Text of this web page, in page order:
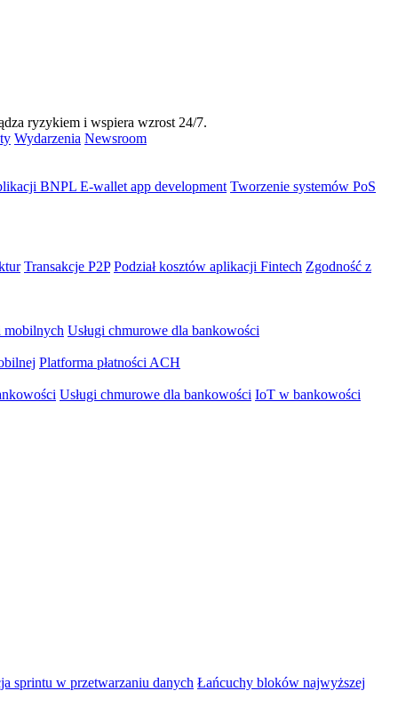
ryzykiem i wspiera wzrost 24/7.
Wydarzenia Newsroom
BNPL E-wallet app development Tworzenie systemów PoS
Transakcje P2P Podział kosztów aplikacji Fintech Zgodność z
mobilnych Usługi chmurowe dla bankowości
Platforma płatności ACH
Usługi chmurowe dla bankowości IoT w bankowości
sprintu w przetwarzaniu danych Łańcuchy bloków najwyższej